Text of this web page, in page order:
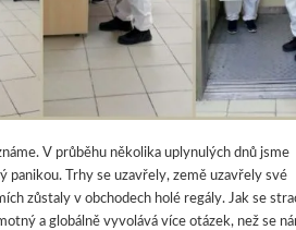
V průběhu několika uplynulých dnů jsme
panikou. Trhy se uzavřely, země uzavřely své
zůstaly v obchodech holé regály. Jak se
a globálně vyvolává více otázek, než se